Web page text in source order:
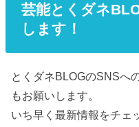
芸能とくダネ
します！
とくダネBLOGのSNSへ
もお願いします。
いち早く最新情報をチェ